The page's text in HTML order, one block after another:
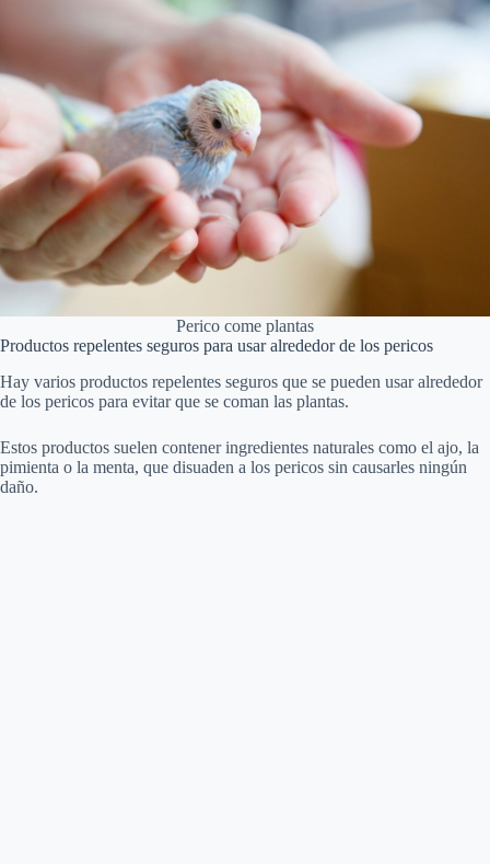
Perico come plantas
Productos repelentes seguros para usar alrededor de los pericos
Hay varios productos repelentes seguros que se pueden usar alrededor
de los pericos para evitar que se coman las plantas.
Estos productos suelen contener ingredientes naturales como el ajo, la
pimienta o la menta, que disuaden a los pericos sin causarles ningún
daño.